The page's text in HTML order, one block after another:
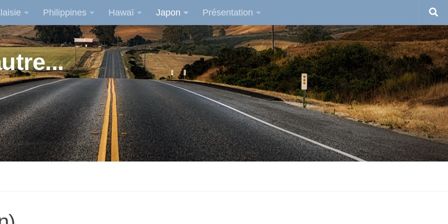
Philippines Hawaï Japon Présentation